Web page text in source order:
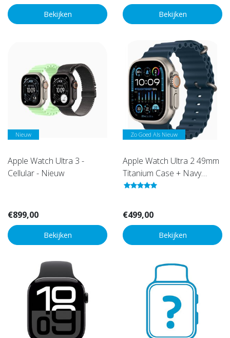
Bekijken Bekijken
Nieuw
Apple Watch Ultra 3 -
Cellular - Nieuw
€899,00
Bekijken
Zo Goed Als Nieuw
Apple Watch Ultra 2 49mm
Titanium Case + Navy
Ocean Band - Als Nieuw
€499,00
Bekijken